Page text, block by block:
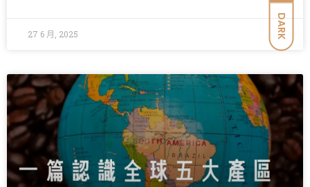
DARK
27 6 月, 2025